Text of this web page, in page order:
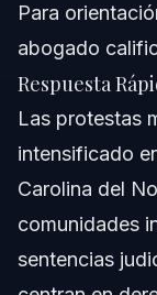
Errores
Cuándo
Acerca del
Confianza
Preguntas
¿Por qué
Para
abogado
Respuesta
Las protestas
intensificado
Carolina del
comunidades
sentencias